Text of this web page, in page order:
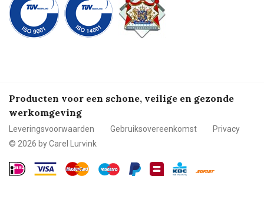
Producten voor een schone, veilige en gezonde
werkomgeving
Leveringsvoorwaarden Gebruiksovereenkomst
Privacy
© 2026 by Carel Lurvink